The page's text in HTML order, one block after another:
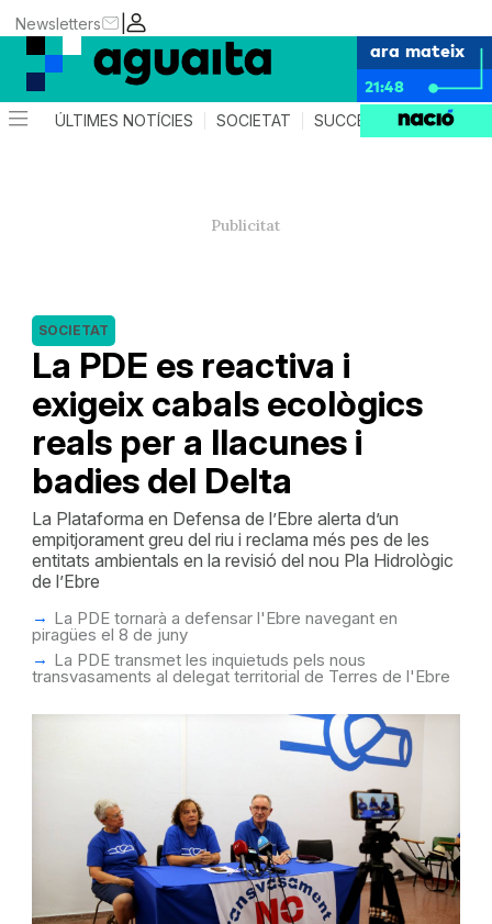
|
Newsletters
ara mateix
21:48
ÚLTIMES NOTÍCIES SOCIETAT SUCCESSOS AGENDA
La PDE es reactiva i
exigeix cabals ecològics
reals per a llacunes i
badies del Delta
SOCIETAT
La Plataforma en Defensa de l’Ebre alerta d’un
empitjorament greu del riu i reclama més pes de les
entitats ambientals en la revisió del nou Pla Hidrològic
de l’Ebre
La PDE tornarà a defensar l'Ebre navegant en
piragües el 8 de juny
La PDE transmet les inquietuds pels nous
transvasaments al delegat territorial de Terres de l'Ebre